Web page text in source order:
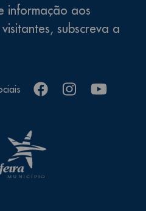
informação aos
subscreva a
facebookinstagramyoutube